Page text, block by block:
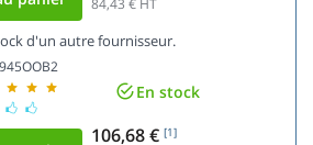
84,43 € HT
d'un autre fournisseur.
En stock
106,68 € [1]